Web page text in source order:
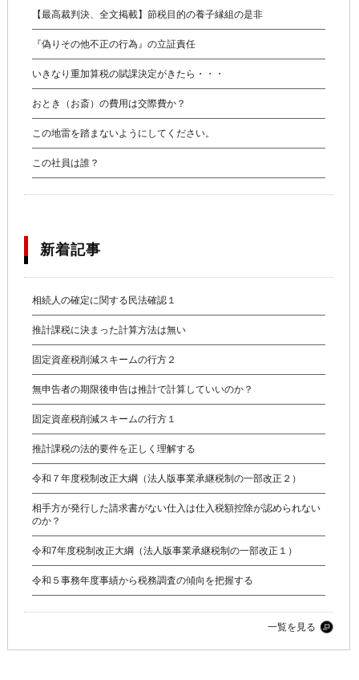
【最高裁判決、全文掲載】節税目的の養子縁組の是非
『偽りその他不正の行為』の立証責任
いきなり重加算税の賦課決定がきたら・・・
おとき（お斎）の費用は交際費か？
この地雷を踏まないようにしてください。
この社員は誰？
新着記事
相続人の確定に関する民法確認１
推計課税に決まった計算方法は無い
固定資産税削減スキームの行方２
無申告者の期限後申告は推計で計算していいのか？
固定資産税削減スキームの行方１
推計課税の法的要件を正しく理解する
令和７年度税制改正大綱（法人版事業承継税制の一部改正２）
相手方が発行した請求書がない仕入は仕入税額控除が認められない
のか？
令和7年度税制改正大綱（法人版事業承継税制の一部改正１）
令和５事務年度事績から税務調査の傾向を把握する
一覧を見る